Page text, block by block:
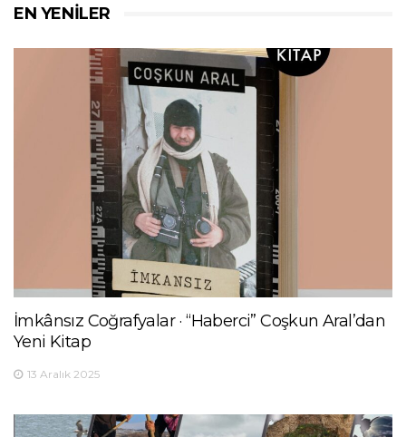
EN YENILER
İmkânsız Coğrafyalar · “Haberci” Coşkun Aral’dan
Yeni Kitap
13 Aralık 2025